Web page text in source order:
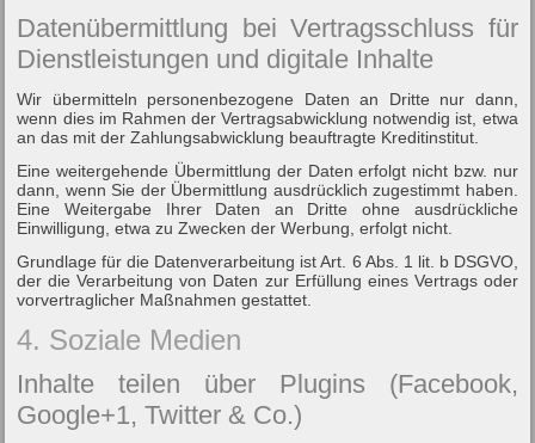
Datenübermittlung bei Vertragsschluss für
Dienstleistungen und digitale Inhalte
Wir übermitteln personenbezogene Daten an Dritte nur dann,
wenn dies im Rahmen der Vertragsabwicklung notwendig ist, etwa
an das mit der Zahlungsabwicklung beauftragte Kreditinstitut.
Eine weitergehende Übermittlung der Daten erfolgt nicht bzw. nur
dann, wenn Sie der Übermittlung ausdrücklich zugestimmt haben.
Eine Weitergabe Ihrer Daten an Dritte ohne ausdrückliche
Einwilligung, etwa zu Zwecken der Werbung, erfolgt nicht.
Grundlage für die Datenverarbeitung ist Art. 6 Abs. 1 lit. b DSGVO,
der die Verarbeitung von Daten zur Erfüllung eines Vertrags oder
vorvertraglicher Maßnahmen gestattet.
4. Soziale Medien
Inhalte teilen über Plugins (Facebook,
Google+1, Twitter & Co.)